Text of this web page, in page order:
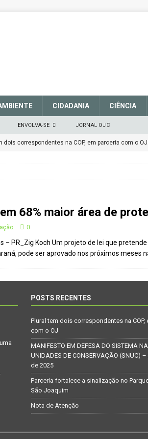
CIDADANIA CIÊNCIA
ENVOLVA-SE JORNAL OJC
dois correspondentes na COP, em parceria com o OJ
a sinalização no Parque Nacional de São
CIDADANIA
OPINIÃO
CIDADANIA
e eucalipto às Florestas com Araucárias nos
AMBIENTE
comércio ilegal faz com que aves percam o
68% maior área de
0
– PR_Zig Koch Um projeto de lei que
pode ser aprovado nos próximos meses
POSTS RECENTES
Plural tem dois correspondentes na COP,
com o OJ
MANIFESTO EM DEFESA DO SISTEMA
UNIDADES DE CONSERVAÇÃO (SNUC)
de 2025
Parceria fortalece a sinalização no
São Joaquim
Nota de Atenção